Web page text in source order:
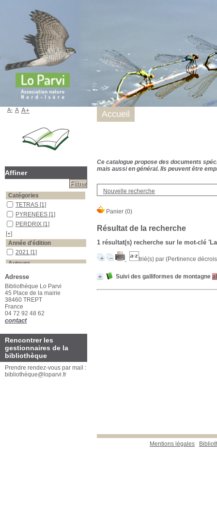
Ce catalogue propose des documents
mais aussi en général. Ils peuvent être
Nouvelle recherche
Résultat de la recherche
1 résultat(s) recherche sur le mot-clé
trié(s) par (Pertinence
Suivi des galliformes de montagne
Mentions légales
Accueil
A- A A+
Affiner
Catégories
TETRAS [1]
PYRENEES [1]
PERDRIX [1]
[+]
Année d'édition
2021 [1]
Auteurs
Adresse
Bibliothèque Lo Parvi
45 Place de la mairie
38460 TREPT
France
04 72 92 48 62
contact
Rencontrer les
gestionnaires de la
bibliothèque
Prendre rendez-vous par mail :
bibliothèque@loparvi.fr